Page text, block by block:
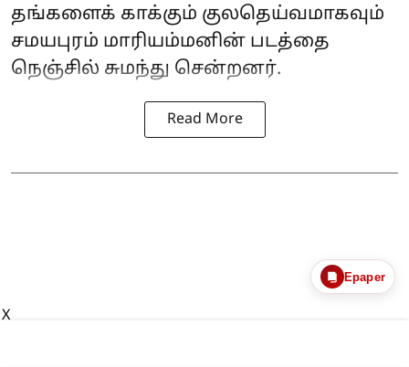
தங்களைக் காக்கும் குலதெய்வமாகவும்
சமயபுரம் மாரியம்மனின் படத்தை
நெஞ்சில் சுமந்து சென்றனர்.
Read More
Epaper
X